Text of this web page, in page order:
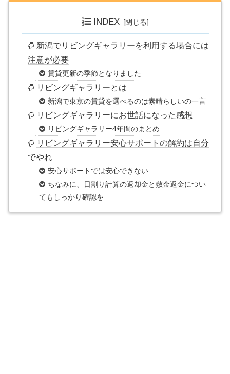
INDEX
新潟でリビングギャラリーを利用する場合には
注意が必要
賃貸更新の季節となりました
リビングギャラリーとは
新潟で東京の賃貸を選べるのは素晴らしいの一言
リビングギャラリーにお世話になった感想
リビングギャラリー4年間のまとめ
リビングギャラリー安心サポートの解約は自分
でやれ
安心サポートでは安心できない
ちなみに、日割り計算の返却金と敷金返金につい
てもしっかり確認を